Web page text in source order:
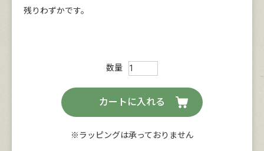
残りわずかです。
カートに入れる
※ラッピングは承っておりません